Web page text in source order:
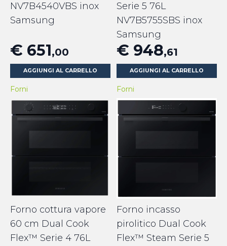
NV7B4540VBS inox
Samsung
€ 651,00
AGGIUNGI AL CARRELLO
Serie 5 76L
NV7B5755SBS inox
Samsung
€ 948,61
AGGIUNGI AL CARRELLO
Forni
Forno cottura vapore
60 cm Dual Cook
Flex™ Serie 4 76L
Forni
Forno incasso
pirolitico Dual Cook
Flex™ Steam Serie 5